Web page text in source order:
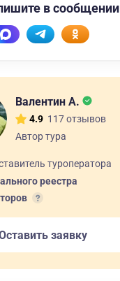
в сообщении
Валентин А.
4.9 117 отзывов
Автор тура
туроператора
реестра
заявку